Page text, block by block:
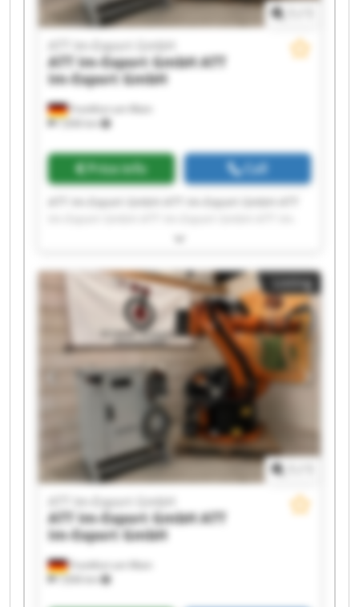
Frankfurt am Main
7,836 km
ATT Im-Export GmbH
ATT Im-Export GmbHATT
Im-Export GmbH
Price info Call
ATT Im-Export GmbH ATT Im-Export GmbH ATT
Export GmbH ATT Im-Export GmbH ATT Im-
Export GmbH ATT Im-Export GmbH ATT Im-
Export GmbH ATT Im-Export GmbH ATT Im-
Export GmbH ATT Im-Export GmbH ATT Im-
Export GmbH ATT Im-Export GmbH ATT Im-
Export GmbH ATT Im-Export GmbH ATT Im-
Export GmbH ATT Im-Export GmbH
Listing
Frankfurt am Main
7,836 km
ATT Im-Export GmbH
ATT Im-Export GmbHATT
Im-Export GmbH